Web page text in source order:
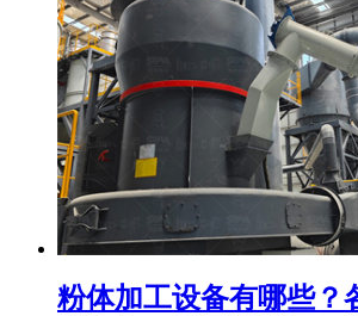
粉体加工设备有哪些？